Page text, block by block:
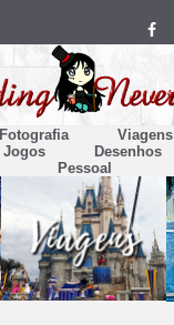
Fotografia Viagens
Jogos Desenhos
Pessoal